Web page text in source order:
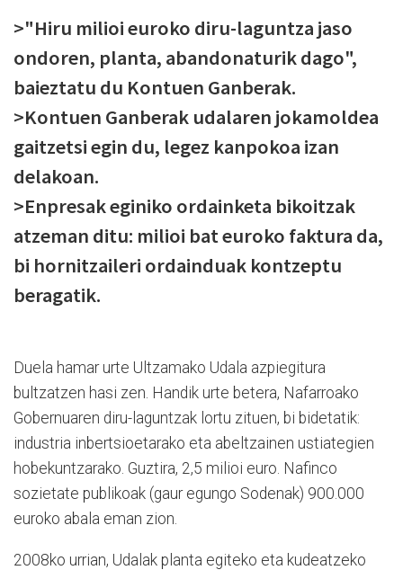
>"Hiru milioi euroko diru-laguntza jaso
ondoren, planta, abandonaturik dago",
baieztatu du Kontuen Ganberak.
>Kontuen Ganberak udalaren jokamoldea
gaitzetsi egin du, legez kanpokoa izan
delakoan.
>Enpresak eginiko ordainketa bikoitzak
atzeman ditu: milioi bat euroko faktura da,
bi hornitzaileri ordainduak kontzeptu
beragatik.
Duela hamar urte Ultzamako Udala azpiegitura
bultzatzen hasi zen. Handik urte betera, Nafarroako
Gobernuaren diru-laguntzak lortu zituen, bi bidetatik:
industria inbertsioetarako eta abeltzainen ustiategien
hobekuntzarako. Guztira, 2,5 milioi euro. Nafinco
sozietate publikoak (gaur egungo Sodenak) 900.000
euroko abala eman zion.
2008ko urrian, Udalak planta egiteko eta kudeatzeko